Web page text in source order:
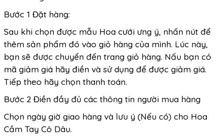
Bước 1 Đặt hàng:
Sau khi chọn được mẫu Hoa cưới ưng ý, nhấn nút để
thêm sản phẩm đó vào giỏ hàng của mình. Lúc này,
bạn sẽ được chuyển đến trang giỏ hàng. Nấu bạn có
mã giảm giá hãy điền và sử dụng để được giảm giá.
Tiếp theo hãy chọn thanh toán.
Bước 2 Điền đầy đủ các thông tin người mua hàng
Chọn ngày giờ giao hàng và lưu ý (Nếu có) cho Hoa
Cầm Tay Cô Dâu.